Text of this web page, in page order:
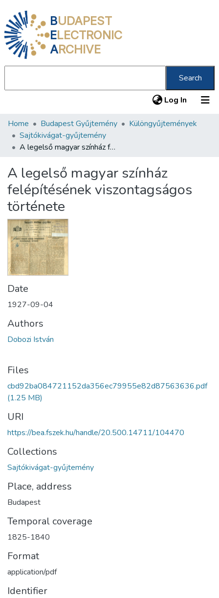
BUDAPEST
ELECTRONIC
ARCHIVE
Search
Log In (current)
Communities & Collections
All of DSpace
About us
Home Budapest Gyűjtemény
Különgyűjtemények
Sajtókivágat-gyűjtemény
A legelső magyar színház felépítésének viszontagságos története
A legelső magyar színház
felépítésének viszontagságos
története
Date
1927-09-04
Authors
Dobozi István
Files
cbd92ba084721152da356ec79955e82d87563636.pdf
(1.25 MB)
URI
https://bea.fszek.hu/handle/20.500.14711/104470
Collections
Sajtókivágat-gyűjtemény
Place, address
Budapest
Temporal coverage
1825-1840
Format
application/pdf
Identifier